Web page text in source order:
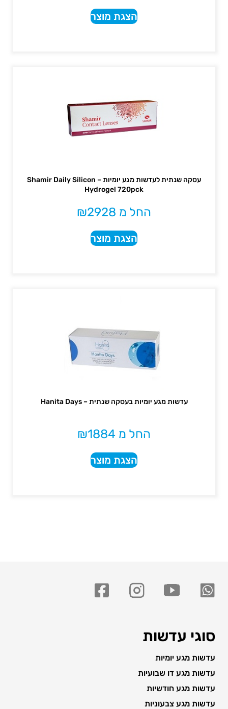
הצגת מוצר
עסקה שנתית לעדשות מגע יומיות – Shamir Daily Silicon
Hydrogel 720pck
החל מ ₪2928
הצגת מוצר
עדשות מגע יומיות בעסקה שנתית – Hanita Days
החל מ ₪1884
הצגת מוצר
סוגי עדשות
עדשות מגע יומיות
עדשות מגע דו שבועיות
עדשות מגע חודשיות
עדשות מגע צבעוניות